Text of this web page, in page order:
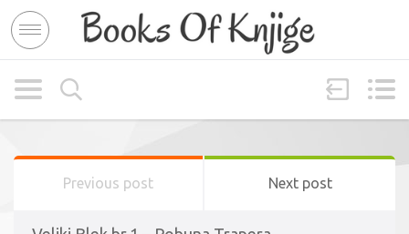
Previous post Next post